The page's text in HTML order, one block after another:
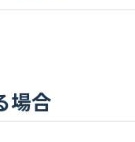
場合